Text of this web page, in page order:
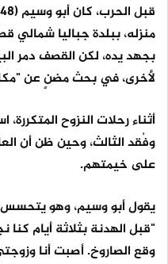
منزله، ببلدة جباليا شمالي
بجهد يده، لكن القصف دمر
لأخرى، في بحث مضنٍ عن
أثناء رحلات النزوح
وفُقد الثالث، وحين ظن أن
على خيمتهم.
يقول أبو وسيم، وهو يتحسس
"قبل الهدنة بثلاثة أيام كنا
وقع الصاروخ. أصبت أنا